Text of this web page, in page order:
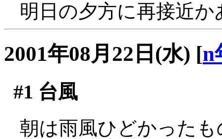
明日の夕方に再接近
2001年08月22日(水) [n
#1 台風
朝は雨風ひどかった